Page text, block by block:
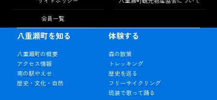
会員一覧
八重瀬町を知る
八重瀬町の概要
アクセス情報
南の駅やえせ
歴史・文化・自然
体験する
森の散策
トレッキング
歴史を巡る
フリーサイクリング
琉装で歌って踊る